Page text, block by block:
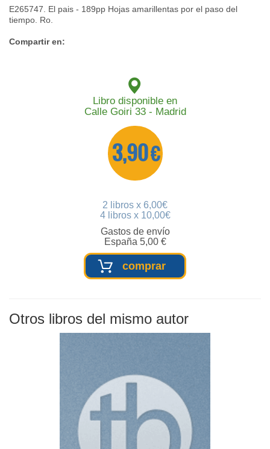
E265747. El pais - 189pp Hojas amarillentas por el paso del
tiempo. Ro.
Compartir en:
Libro disponible en
Calle Goiri 33 - Madrid
3,90 €
2 libros x 6,00€
4 libros x 10,00€
Gastos de envío
España 5,00 €
comprar
Otros libros del mismo autor